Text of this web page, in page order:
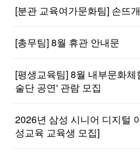
[분관 교육여가문화팀] 손뜨
[총무팀] 8월 휴관 안내문
[평생교육팀] 8월 내부문화
술단 공연' 관람 모집
2026년 삼성 시니어 디지털
성교육 교육생 모집]